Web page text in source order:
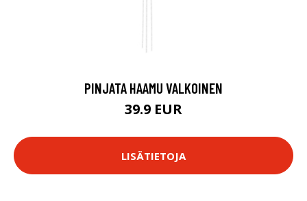
PINJATA HAAMU VALKOINEN
39.9 EUR
LISÄTIETOJA